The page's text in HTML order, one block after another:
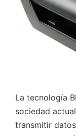
La tecnología
sociedad
transmitir